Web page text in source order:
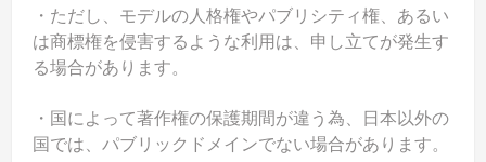
・ただし、モデルの人格権やパブリシティ権、あるい
は商標権を侵害するような利用は、申し立てが発生す
る場合があります。
・国によって著作権の保護期間が違う為、日本以外の
国では、パブリックドメインでない場合があります。